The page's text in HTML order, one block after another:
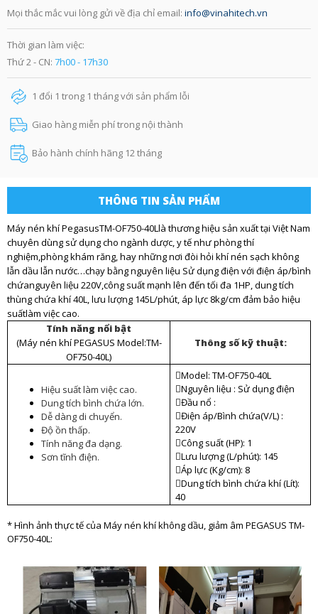
Mọi thắc mắc vui lòng gửi về địa chỉ email: info@vinahitech.vn
Thời gian làm việc:
Thứ 2 - CN: 7h00 - 17h30
1 đổi 1 trong 1 tháng với sản phẩm lỗi
Giao hàng miễn phí trong nội thành
Bảo hành chính hãng 12 tháng
THÔNG TIN SẢN PHẨM
Máy nén khí PegasusTM-OF750-40Llà thương hiệu sản xuất tại Việt Nam
chuyên dùng sử dụng cho ngành dược, y tế như phòng thí
nghiệm,phòng khám răng, hay những nơi đòi hỏi khí nén sạch không
lẫn dầu lẫn nước…chạy bằng nguyên liệu Sử dụng điện với điện áp/bình
chứanguyên liệu 220V,công suất mạnh lên đến tối đa 1HP, dung tích
thùng chứa khí 40L, lưu lượng 145L/phút, áp lực 8kg/cm đảm bảo hiệu
suấtlàm việc cao.
Tính năng nổi bật
(Máy nén khí PEGASUS Model:TM-
OF750-40L)
Thông số kỹ thuật:
Hiệu suất làm việc cao.
Dung tích bình chứa lớn.
Dễ dàng di chuyển.
Độ ồn thấp.
Tính năng đa dạng.
Sơn tĩnh điện.
Model: TM-OF750-40L
Nguyên liệu : Sử dụng điện
Đầu nổ :
Điện áp/Bình chứa(V/L) :
220V
Công suất (HP): 1
Lưu lượng (L/phút): 145
Áp lực (Kg/cm): 8
Dung tích bình chứa khí (Lít):
40
* Hình ảnh thực tế của Máy nén khí không dầu, giảm âm PEGASUS TM-
OF750-40L: